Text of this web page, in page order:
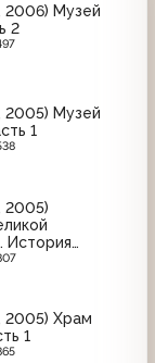
2006) Музей
2
2005) Музей
1
2005)
История
периода.
2005) Храм
1